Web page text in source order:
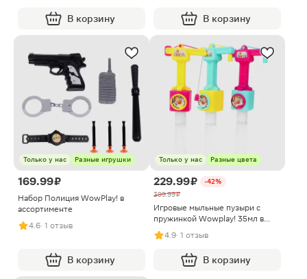
В корзину В корзину
Только у нас Разные игрушки
169.99 ₽
Набор Полиция WowPlay! в
ассортименте
4.6· 1 отзыв
В корзину
Только у нас Разные цвета
229.99 ₽
-42%
399.99 ₽
Игровые мыльные пузыри с
пружинкой Wowplay! 35мл в
ассортименте
4.9· 1 отзыв
В корзину